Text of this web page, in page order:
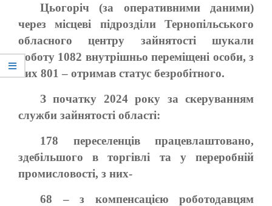
Цьогоріч (за оперативними даними)
через місцеві підрозділи Тернопільського
обласного центру зайнятості шукали
роботу 1082 внутрішньо переміщені особи, з
них 801 – отримав статус безробітного.
З початку 2024 року за скеруванням
служби зайнятості області:
178 переселенців працевлаштовано,
здебільшого в торгівлі та у переробній
промисловості, з них-
68 – з компенсацією роботодавцям